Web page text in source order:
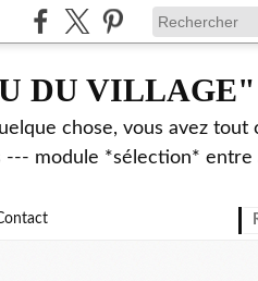
DU VILLAGE"
chose, vous avez tout
module *sélection* entre